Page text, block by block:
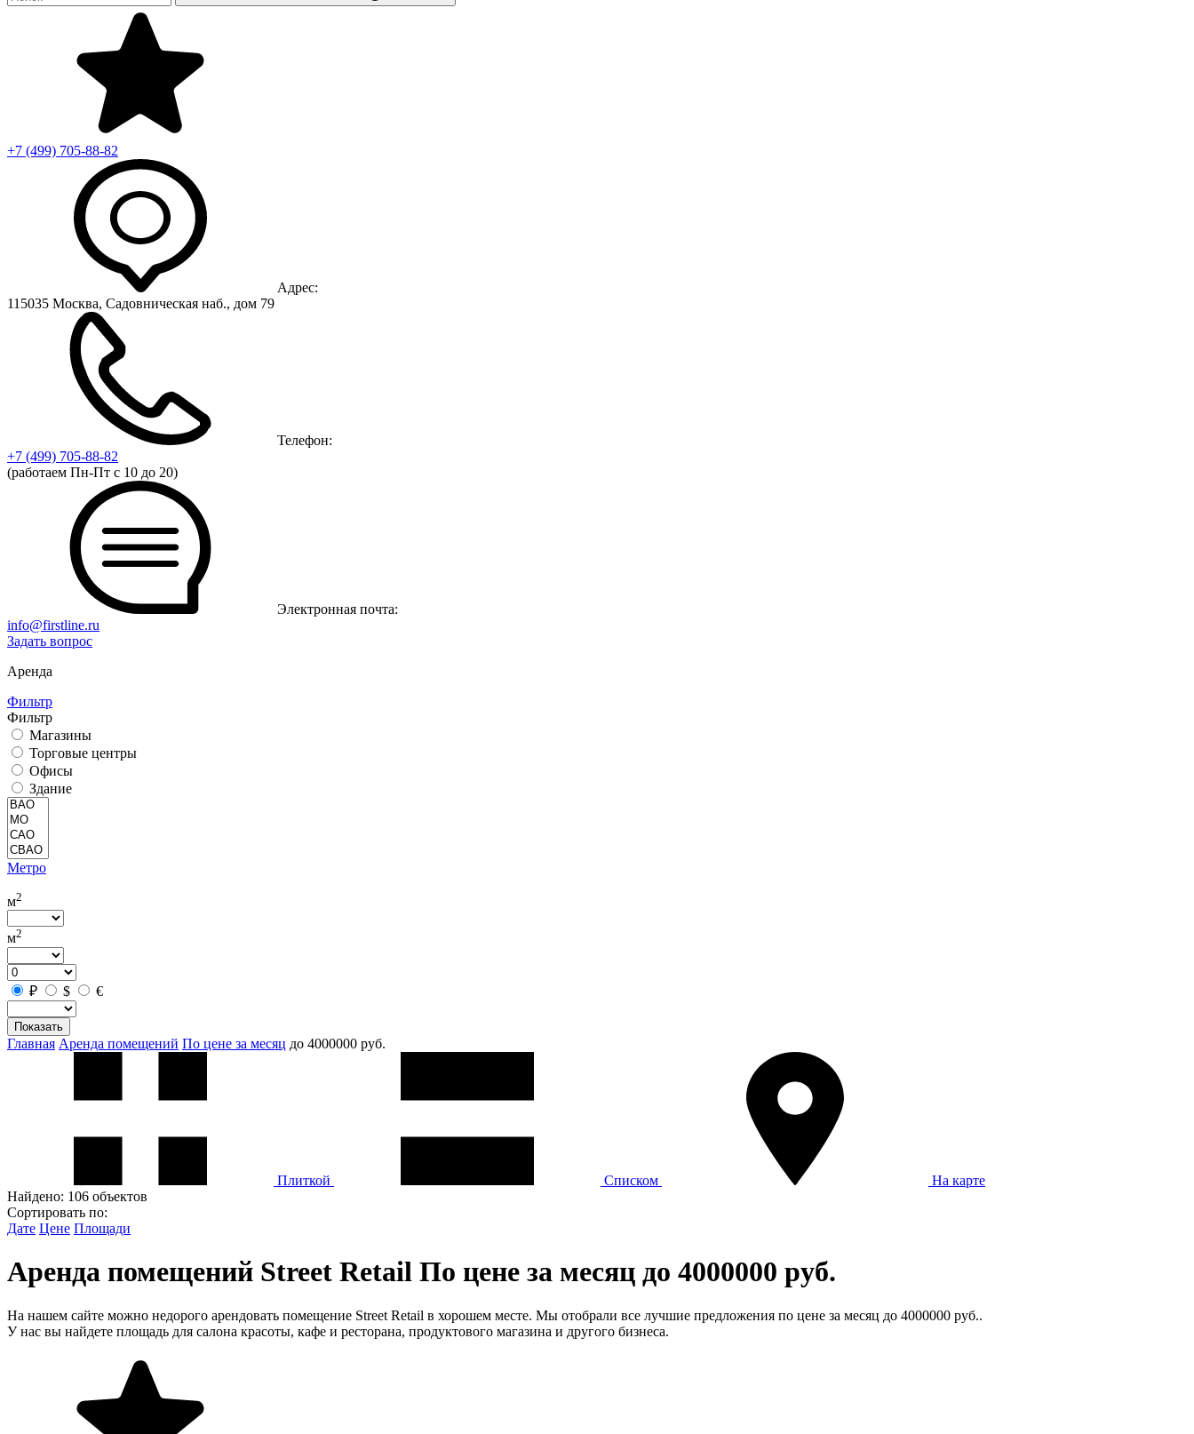
+7 (499) 705-88-82
Адрес:
115035 Москва, Садовническая наб., дом 79
Телефон:
+7 (499) 705-88-82
(работаем Пн-Пт с 10 до 20)
Электронная почта:
info@firstline.ru
Задать вопрос
Аренда
Фильтр
Фильтр
Магазины
Торговые центры
Офисы
Здание
Метро
м2
м2
₽ $ €
Показать
Главная Аренда помещений По цене за месяц до 4000000 руб.
Плиткой Списком
На карте
Найдено: 106 объектов
Сортировать по:
Дате Цене Площади
Аренда помещений Street Retail По цене за месяц до 4000000 руб.
На нашем сайте можно недорого арендовать помещение Street Retail в хорошем месте. Мы отобрали все лучшие предложения по цене за месяц до 4000000 руб..
У нас вы найдете площадь для салона красоты, кафе и ресторана, продуктового магазина и другого бизнеса.